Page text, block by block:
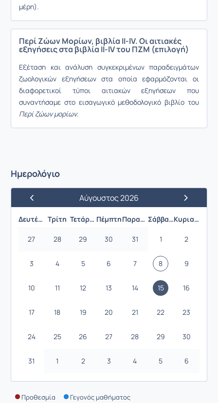
μέρη).
Περί Ζώων Μορίων, βιβλία ΙΙ-IV. Οι αιτιακές
εξηγήσεις στα βιβλία ΙΙ-IV του ΠΖΜ (επιλογή)
Εξέταση και ανάλυση συγκεκριμένων παραδειγμάτων
ζωολογικών εξηγήσεων στα οποία εφαρμόζονται οι
διαφορετικοί τύποι αιτιακών εξηγήσεων που
συναντήσαμε στο εισαγωγικό μεθοδολογικό βιβλίο του
Περί ζώων μορίων.
Ημερολόγιο
Προηγούμενος ΜήναςΑύγουστος 2026
Επόμενος
Δευτέρα Τρίτη Τετάρτη Πέμπτη Παρασκευή Σάββατο Κυριακή
27 28 29 30 31 1 2
3 4 5 6 7 8 9
10 11 12 13 14 15 16
17 18 19 20 21 22 23
24 25 26 27 28 29 30
31 1 2 3 4 5 6
Προθεσμία
Γεγονός μαθήματος